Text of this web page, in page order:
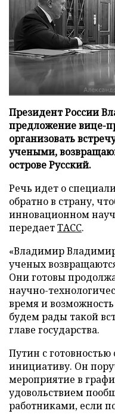
Президент России
предложение вице-
организовать
учеными,
острове Русский.
Речь идет о
обратно в страну,
инновационном
передаетТАСС.
«Владимир
ученых
Они готовы
научно-
время и
будем рады такой
главе государства.
Путин с готовностью
инициативу. Он
мероприятие в
удовольствием
работниками, если